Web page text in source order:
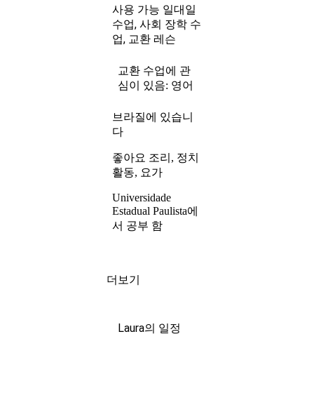
사용 가능 일대일
수업, 사회 장학 수
업, 교환 레슨
교환 수업에 관
심이 있음: 영어
브라질에 있습니
다
좋아요 조리, 정치
활동, 요가
Universidade
Estadual Paulista에
서 공부 함
더보기
Laura의 일정